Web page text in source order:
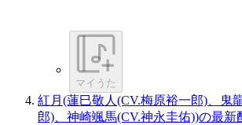
マイうた
紅月(蓮巳敬人(CV.梅原裕一郎)、鬼
郎)、神崎颯馬(CV.神永圭佑))の最新